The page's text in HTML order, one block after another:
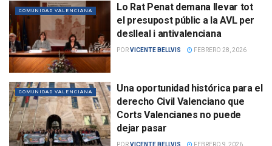
COMUNIDAD VALENCIANA
Lo Rat Penat demana llevar tot
el presupost públic a la AVL per
deslleal i antivalenciana
PORVICENTE BELLVIS FEBRERO 28, 2026
COMUNIDAD VALENCIANA
Una oportunidad histórica para el
derecho Civil Valenciano que
Corts Valencianes no puede
dejar pasar
PORVICENTE BELLVIS FEBRERO 9, 2026